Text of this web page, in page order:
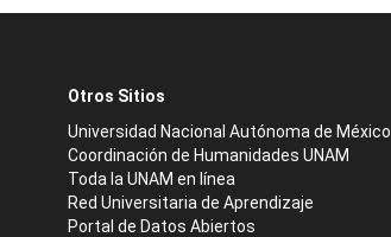
Otros Sitios
Universidad Nacional Autónoma de México
Coordinación de Humanidades UNAM
Toda la UNAM en línea
Red Universitaria de Aprendizaje
Portal de Datos Abiertos